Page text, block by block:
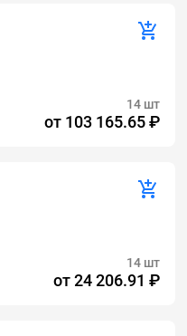
14 шт
от 103 165.65 ₽
14 шт
от24 206.91 ₽